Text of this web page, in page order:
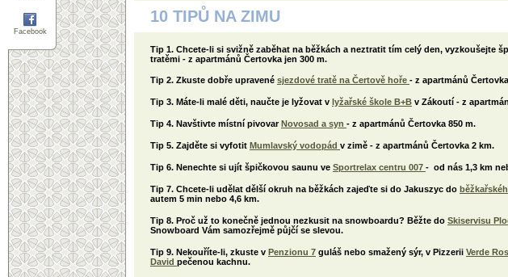
10 TIPŮ NA ZIMU
Tip 1. Chcete-li si svižně zaběhat na běžkách a neztratit tím celý den, vyzkoušejte
tratěmi - z apartmánů Čertovka jen 300 m.
Tip 2. Zkuste dobře upravené sjezdové tratě na Čertově hoře - z apartmánů
Tip 3. Máte-li malé děti, naučte je lyžovat v lyžařské škole B+B v Zákoutí - z
Tip 4. Navštivte místní pivovarNovosad a syn - z apartmánů Čertovka 850 m.
Tip 5. Zajděte si vyfotit Mumlavský vodopád v zimě - z apartmánů Čertovka 2 km.
Tip 6. Nenechte si ujít špičkovou saunu ve Sportrelax centru 007 - od nás 1,3 km
Tip 7. Chcete-li udělat dělší okruh na běžkách zajeďte si do Jakuszyc do
autem 5 min nebo 4,6 km.
Tip 8. Proč už to konečně jednou nezkusit na snowboardu? Běžte do Skiservisu
Snowboard Vám samozřejmě půjčí se slevou.
Tip 9. Nekouříte-li, zkuste v Penzionu 7 guláš nebo smažený sýr, v Pizzerii Verde
David pečenou kachnu.
Facebook